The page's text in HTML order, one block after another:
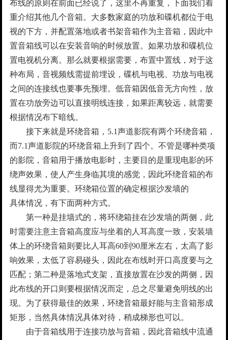
布线的原则在前面已经说了，这里不再重复，下面我们着
重介绍其他几个音箱。大多数家庭的功放和碟机都位于电
视的下方，并配置落地或者书架音箱作为主音箱，因此中
置音箱线可以在安装音响的时候放置。如果功放和碟机位
置电视机分离。那么就要根据需要，布置中置线，对于这
种布局，音视频线需提前埋设，碟机与电视、功放与电视
之间的连接线也要事先预埋。低音箱因低音无方向性，放
置在功放旁边可以直接明线连接，如果距离较远，就需要
根据情况布下暗线。
接下来就是环绕音箱，5.1声道影院有两个环绕音箱，
而7.1声道影院的环绕音箱上升到了四个。不管是哪种类项
的影院，音箱用于播放电影时，主要目的是重现电影的环
绕声效果，使人产生身临其境的感觉，因此环绕音箱的布
线显得尤为重要。环绕箱位置的确定根据沙发墙的
具体情况，有下面两种方式。
第一种是挂墙式的，将环绕箱挂在沙发墙的两侧，此
时需要注意主音箱高度应与坐着的人耳高度一致，安装墙
体上的环绕音箱则要比人耳高60到90厘米左右，太高了影
响效果，太低了容易碰头，因此在布线时开口高度要与之
匹配；第二种是落地式支架，直接放置在沙发的两侧，因
此布线的开口则要根据情况而定，总之尽量避免明线的出
现。为了获得最佳的效果，环绕音箱最好能与主音箱形成
矩形，当然具体情况具体对待，稍成梯形也可以。
由于音箱线用于连接功放与音箱，因此音箱线中流通